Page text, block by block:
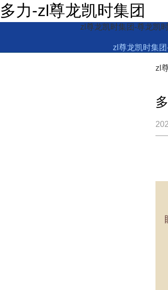
多力-zl尊龙凯时集团
zl尊龙凯时集团-尊龙凯
zl尊龙凯时集
zl